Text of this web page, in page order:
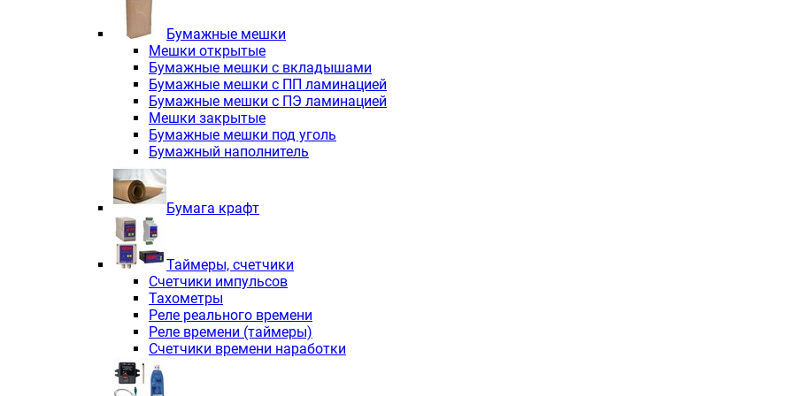
Электродвигатели асинхронные трёхфазные с тормозом INNOVARI
Электродвигатели асинхронные трёхфазные взрывозащищенные INNOVARI
Трехфазные асинхронные электродвигатели INNORED
Независимая вентиляция INNORED
Взрывозащищенная независимая вентиляция INNOVARI
Одноступенчатые цилиндрические редукторы INNORED
Экономичные червячные редукторы INNORED в квадратном корпусе
Компактные мотор-редукторы INNORED
Компактные мотор-редукторы INNORED MC
Вибраторы INNORED
Вариаторы INNORED
Бумажные мешки
Мешки открытые
Бумажные мешки с вкладышами
Бумажные мешки с ПП ламинацией
Бумажные мешки с ПЭ ламинацией
Мешки закрытые
Бумажные мешки под уголь
Бумажный наполнитель
Бумага крафт
Таймеры, счетчики
Счетчики импульсов
Тахометры
Реле реального времени
Реле времени (таймеры)
Счетчики времени наработки